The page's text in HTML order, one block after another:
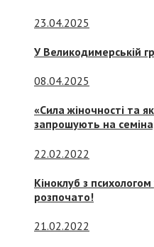
23.04.2025
У Великодимерській
08.04.2025
«Сила жіночності та
запрошують на
22.02.2022
Кіноклуб з
розпочато!
21.02.2022